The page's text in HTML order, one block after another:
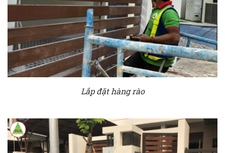
Lắp đặt hàng rào